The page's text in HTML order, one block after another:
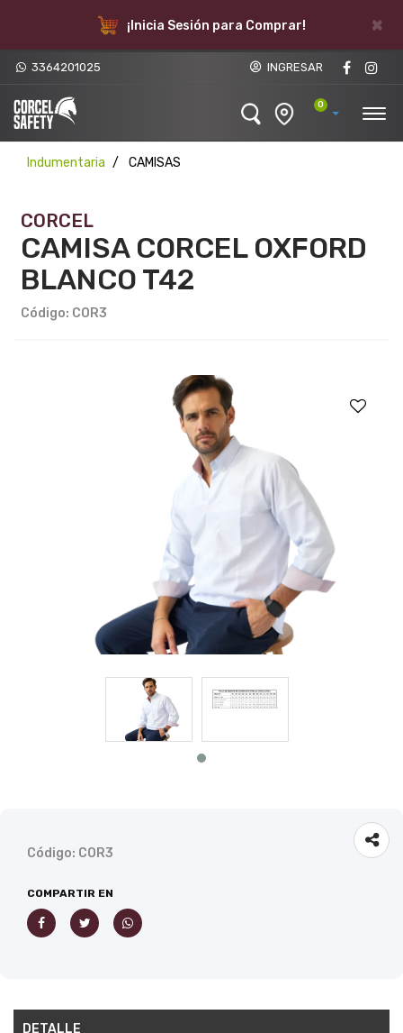
×
¡Inicia Sesión para Comprar!
3364201025 INGRESAR
0
Indumentaria CAMISAS
CORCEL
CAMISA CORCEL OXFORD
BLANCO T42
Código: COR3
Código: COR3
COMPARTIR EN
DETALLE